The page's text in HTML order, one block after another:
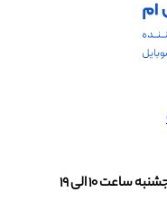
۱۰ الی ۱۹